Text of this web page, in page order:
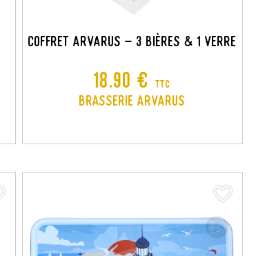
Coffret Arvarus - 3 Bières & 1 Verre
Prix
18,90 €TTC
Brasserie Arvarus
favorite_border